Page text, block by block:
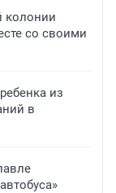
колонии
со своими
из
в